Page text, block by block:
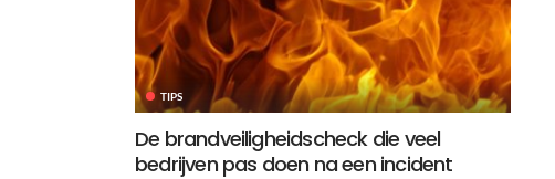
TIPS
De brandveiligheidscheck die veel
bedrijven pas doen na een incident